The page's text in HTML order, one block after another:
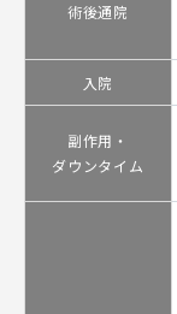
術後通院
入院
副作用・
ダウンタイム